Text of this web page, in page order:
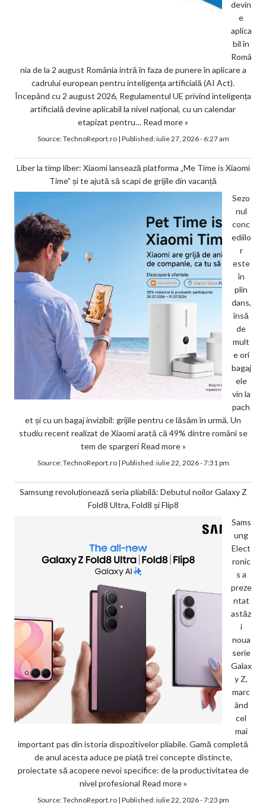
devin
e
aplica
bil în
Româ
nia de la 2 august România intră în faza de punere în aplicare a
cadrului european pentru inteligența artificială (AI Act).
Începând cu 2 august 2026, Regulamentul UE privind inteligența
artificială devine aplicabil la nivel național, cu un calendar
etapizat pentru… Read more »
Source:TechnoReport.ro| Published:iulie 27, 2026 - 6:27 am
Liber la timp liber: Xiaomi lansează platforma „Me Time is Xiaomi
Time” și te ajută să scapi de grijile din vacanță
Sezo
nul
conc
ediilo
r
este
în
plin
dans,
însă
de
mult
e ori
bagaj
ele
vin la
pach
et și cu un bagaj invizibil: grijile pentru ce lăsăm în urmă. Un
studiu recent realizat de Xiaomi arată că 49% dintre români se
tem de spargeri Read more »
Source:TechnoReport.ro| Published:iulie 22, 2026 - 7:31 pm
Samsung revoluționează seria pliabilă: Debutul noilor Galaxy Z
Fold8 Ultra, Fold8 și Flip8
Sams
ung
Elect
ronic
s a
preze
ntat
astăz
i
noua
serie
Galax
y Z,
marc
ând
cel
mai
important pas din istoria dispozitivelor pliabile. Gamă completă
de anul acesta aduce pe piață trei concepte distincte,
proiectate să acopere nevoi specifice: de la productivitatea de
nivel profesional Read more »
Source:TechnoReport.ro| Published:iulie 22, 2026 - 7:23 pm